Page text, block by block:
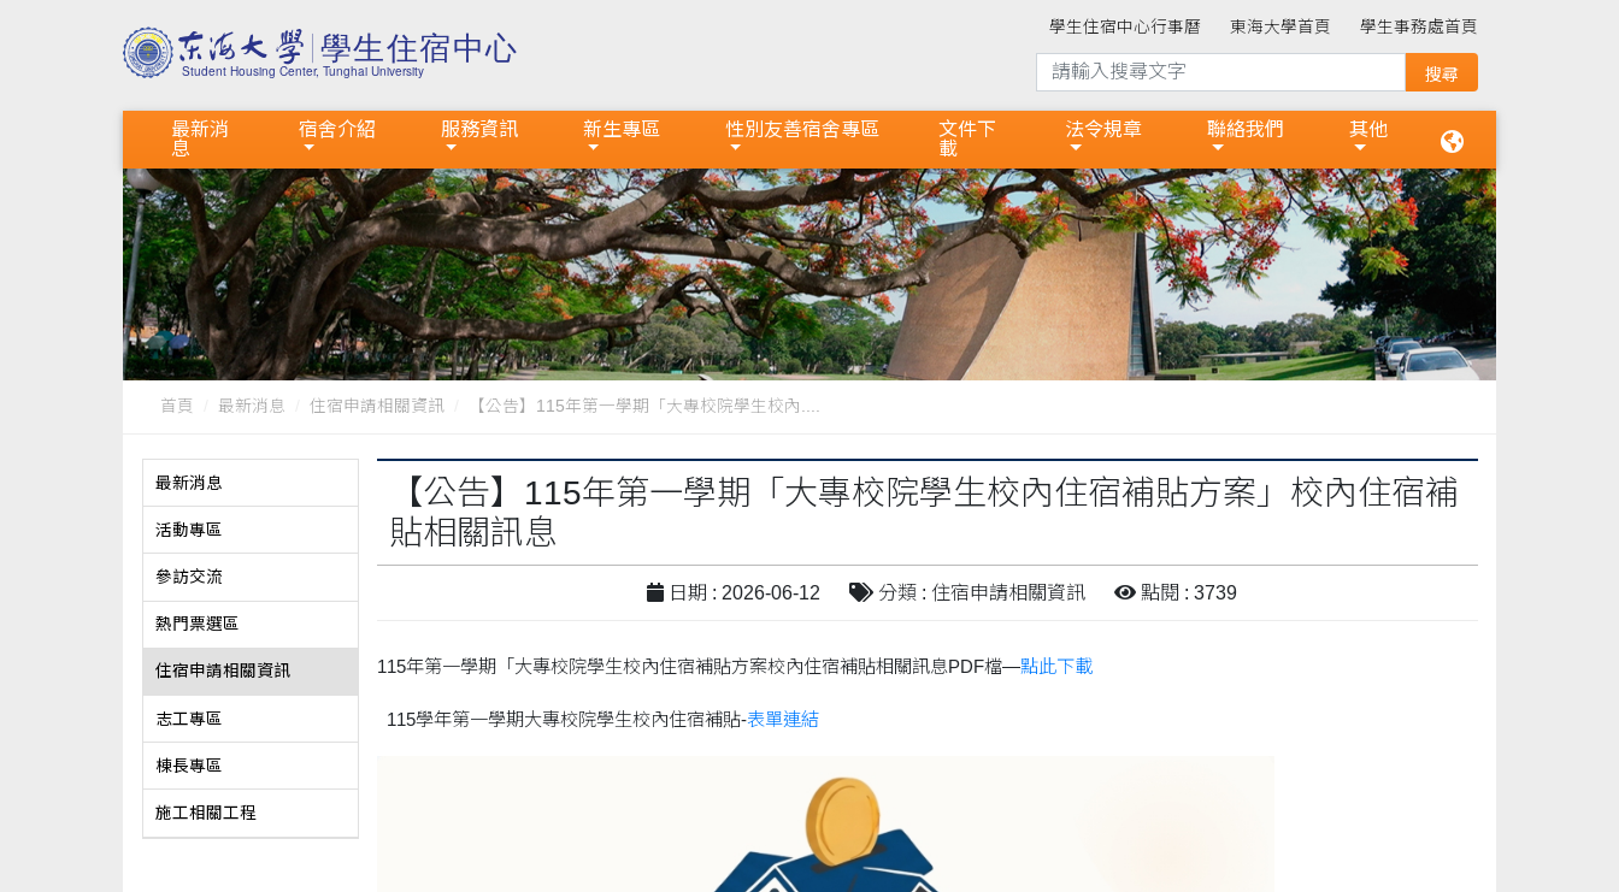
學生住宿中心行事曆 東海大學首頁 學生事務處首頁
最新消
息
宿舍介紹 服務資訊 新生專區 性別友善宿舍專區
文件下
載
法令規章 聯絡我們 其他
首頁 最新消息 住宿申請相關資訊 【公告】115年第一學期「大專校院學生校內....
最新消息
活動專區
參訪交流
熱門票選區
住宿申請相關資訊
志工專區
棟長專區
施工相關工程
【公告】115年第一學期「大專校院學生校內住宿補貼方案」校內住宿補
貼相關訊息
日期 : 2026-06-12 分類 : 住宿申請相關資訊 點閱 : 3739
115年第一學期「大專校院學生校內住宿補貼方案校內住宿補貼相關訊息PDF檔—點此下載
115學年第一學期大專校院學生校內住宿補貼-表單連結